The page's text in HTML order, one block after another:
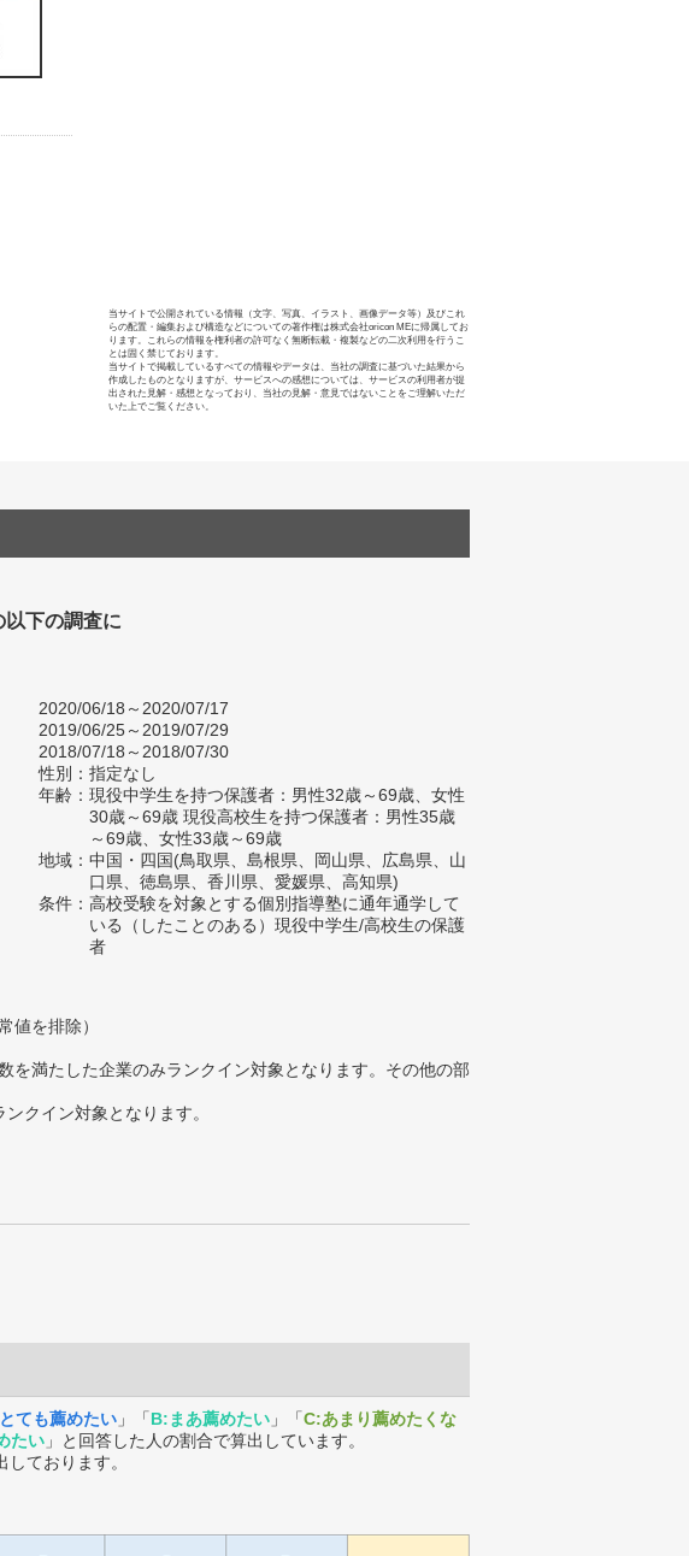
当サイトで公開されている情報（文字、写真、イラスト、画像データ等）及びこれ
らの配置・編集および構造などについての著作権は株式会社oricon MEに帰属してお
ります。これらの情報を権利者の許可なく無断転載・複製などの二次利用を行うこ
とは固く禁じております。
当サイトで掲載しているすべての情報やデータは、当社の調査に基づいた結果から
作成したものとなりますが、サービスへの感想については、サービスの利用者が提
出された見解・感想となっており、当社の見解・意見ではないことをご理解いただ
いた上でご覧ください。
下の調査に
2020/06/18～2020/07/17
2019/06/25～2019/07/29
2018/07/18～2018/07/30
性別：指定なし
年齢：現役中学生を持つ保護者：男性32歳～69歳、女性
30歳～69歳 現役高校生を持つ保護者：男性35歳
～69歳、女性33歳～69歳
地域：中国・四国(鳥取県、島根県、岡山県、広島県、山
口県、徳島県、香川県、愛媛県、高知県)
条件：高校受験を対象とする個別指導塾に通年通学して
いる（したことのある）現役中学生/高校生の保護
者
値を排除）
満たした企業のみランクイン対象となります。その他の部
クイン対象となります。
ても薦めたい 」「B:まあ薦めたい 」「C:あまり薦めたくな
たい 」と回答した人の割合で算出しています。
ております。